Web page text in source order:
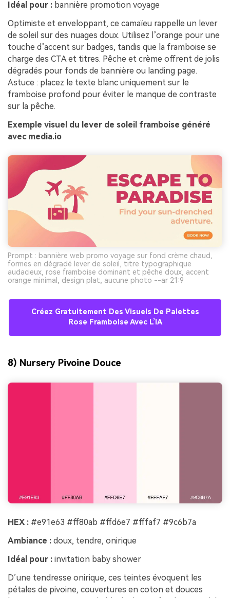
Idéal pour : bannière promotion voyage
Optimiste et enveloppant, ce camaïeu rappelle un lever
de soleil sur des nuages doux. Utilisez l’orange pour une
touche d’accent sur badges, tandis que la framboise se
charge des CTA et titres. Pêche et crème offrent de jolis
dégradés pour fonds de bannière ou landing page.
Astuce : placez le texte blanc uniquement sur le
framboise profond pour éviter le manque de contraste
sur la pêche.
Exemple visuel du lever de soleil framboise généré
avec media.io
Prompt : bannière web promo voyage sur fond crème chaud,
formes en dégradé lever de soleil, titre typographique
audacieux, rose framboise dominant et pêche doux, accent
orange minimal, design plat, aucune photo --ar 21:9
Créez Gratuitement Des Visuels De Palettes
Rose Framboise Avec L’IA
8) Nursery Pivoine Douce
HEX : #e91e63 #ff80ab #ffd6e7 #fffaf7 #9c6b7a
Ambiance : doux, tendre, onirique
Idéal pour : invitation baby shower
D’une tendresse onirique, ces teintes évoquent les
pétales de pivoine, couvertures en coton et douces